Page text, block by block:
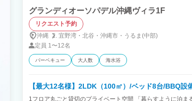
グランディオーソパデル沖縄ヴィラ1F
リクエスト予約
沖縄
宜野湾・ 北谷・ 沖縄市・ うるま(中部)
定員 1〜12名
バーベキュー 大人数 海水浴
【最大12名様】2LDK（100㎡）/ベッド8台/BBQ設
1フロア丸ごと貸切のプライベート空間 「暮らすように泊ま